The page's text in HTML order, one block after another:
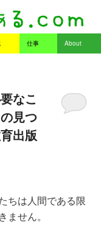
仕事 About
なこ
見つ
出版
ちは人間である限
せん。